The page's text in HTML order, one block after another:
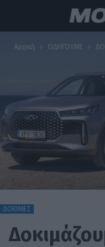
Αρχική ΟΔΗΓΟΥΜΕ
ΔΟΚΙΜΕΣ